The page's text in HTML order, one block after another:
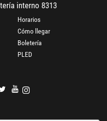
interno 8313
Horarios
Cómo llegar
Boletería
PLED